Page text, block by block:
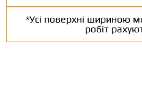
*Усі поверхні шириною
робіт